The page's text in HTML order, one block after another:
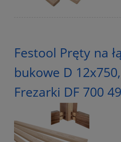
Festool Pręty na
bukowe D
Frezarki DF 700